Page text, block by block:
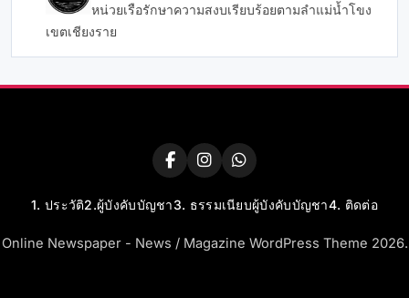
หน่วยเรือรักษาความสงบเรียบร้อยตามลำแม่น้ำโขง
เขตเชียงราย
1. ประวัติ2.ผู้บังคับบัญชา3. ธรรมเนียบผู้บังคับบัญชา4. ติดต่อ
Online Newspaper - News / Magazine WordPress Theme 2026.